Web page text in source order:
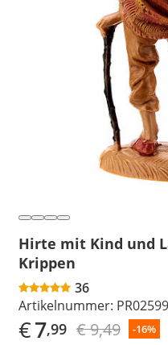
Hirte mit Kind und
Krippen
36
Artikelnummer:
€7,99 € 9,49 -16%